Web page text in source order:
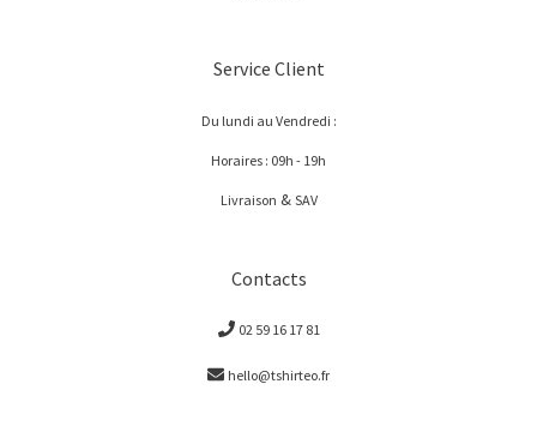
Service Client
Du lundi au Vendredi :
Horaires : 09h - 19h
Livraison & SAV
Contacts
02 59 16 17 81
hello@tshirteo.fr